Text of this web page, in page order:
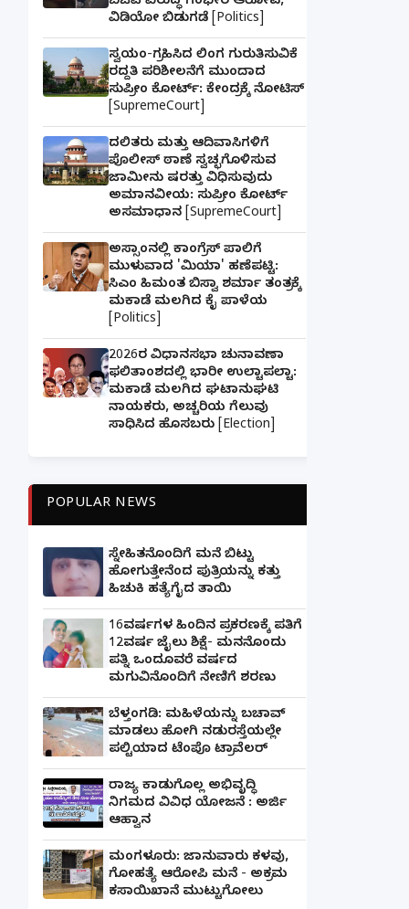
ವಿಡಿಯೋ ಬಿಡುಗಡೆ [Politics]
ಸ್ವಯಂ-ಗ್ರಹಿಸಿದ ಲಿಂಗ ಗುರುತಿಸುವಿಕೆ
ರದ್ದತಿ ಪರಿಶೀಲನೆಗೆ ಮುಂದಾದ
ಸುಪ್ರೀಂ ಕೋರ್ಟ್: ಕೇಂದ್ರಕ್ಕೆ ನೋಟಿಸ್
[SupremeCourt]
ದಲಿತರು ಮತ್ತು ಆದಿವಾಸಿಗಳಿಗೆ
ಪೊಲೀಸ್ ಠಾಣೆ ಸ್ವಚ್ಛಗೊಳಿಸುವ
ಜಾಮೀನು ಷರತ್ತು ವಿಧಿಸುವುದು
ಅಮಾನವೀಯ: ಸುಪ್ರೀಂ ಕೋರ್ಟ್
ಅಸಮಾಧಾನ [SupremeCourt]
ಅಸ್ಸಾಂನಲ್ಲಿ ಕಾಂಗ್ರೆಸ್ ಪಾಲಿಗೆ
ಮುಳುವಾದ 'ಮಿಯಾ' ಹಣೆಪಟ್ಟಿ:
ಸಿಎಂ ಹಿಮಂತ ಬಿಸ್ವಾ ಶರ್ಮಾ ತಂತ್ರಕ್ಕೆ
ಮಕಾಡೆ ಮಲಗಿದ ಕೈ ಪಾಳೆಯ
[Politics]
2026ರ ವಿಧಾನಸಭಾ ಚುನಾವಣಾ
ಫಲಿತಾಂಶದಲ್ಲಿ ಭಾರೀ ಉಲ್ಟಾಪಲ್ಟಾ:
ಮಕಾಡೆ ಮಲಗಿದ ಘಟಾನುಘಟಿ
ನಾಯಕರು, ಅಚ್ಚರಿಯ ಗೆಲುವು
ಸಾಧಿಸಿದ ಹೊಸಬರು [Election]
POPULAR NEWS
ಸ್ನೇಹಿತನೊಂದಿಗೆ ಮನೆ ಬಿಟ್ಟು
ಹೋಗುತ್ತೇನೆಂದ ಪುತ್ರಿಯನ್ನು ಕತ್ತು
ಹಿಚುಕಿ ಹತ್ಯೆಗೈದ ತಾಯಿ
16ವರ್ಷಗಳ ಹಿಂದಿನ ಪ್ರಕರಣಕ್ಕೆ ಪತಿಗೆ
12ವರ್ಷ ಜೈಲು ಶಿಕ್ಷೆ- ಮನನೊಂದು
ಪತ್ನಿ ಒಂದೂವರೆ ವರ್ಷದ
ಮಗುವಿನೊಂದಿಗೆ ನೇಣಿಗೆ ಶರಣು
ಬೆಳ್ತಂಗಡಿ: ಮಹಿಳೆಯನ್ನು ಬಚಾವ್
ಮಾಡಲು ಹೋಗಿ ನಡುರಸ್ತೆಯಲ್ಲೇ
ಪಲ್ಟಿಯಾದ ಟೆಂಪೊ ಟ್ರಾವೆಲರ್
ರಾಜ್ಯ ಕಾಡುಗೊಲ್ಲ ಅಭಿವೃದ್ಧಿ
ನಿಗಮದ ವಿವಿಧ ಯೋಜನೆ : ಅರ್ಜಿ
ಆಹ್ವಾನ
ಮಂಗಳೂರು: ಜಾನುವಾರು ಕಳವು,
ಗೋಹತ್ಯೆ ಆರೋಪಿ ಮನೆ - ಅಕ್ರಮ
ಕಸಾಯಿಖಾನೆ ಮುಟ್ಟುಗೋಲು